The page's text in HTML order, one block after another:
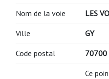
Nom de la voie LES
Ville GY
Code postal 70700
Ce